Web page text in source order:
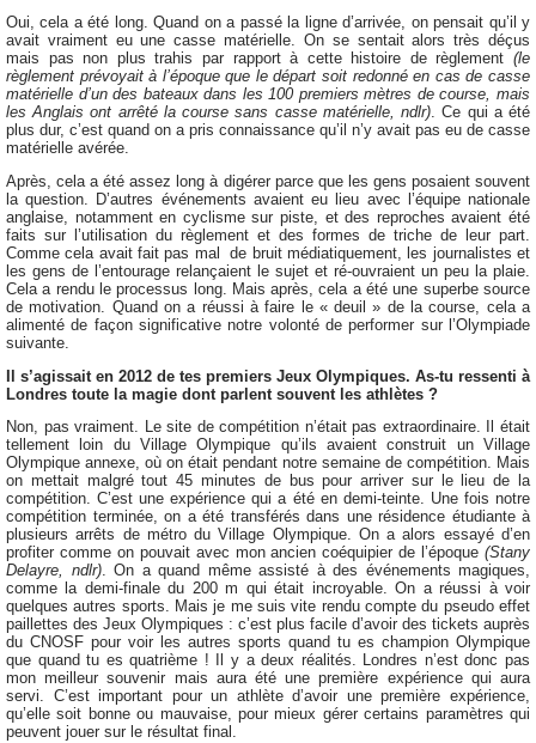
Oui, cela a été long. Quand on a passé la ligne d’arrivée, on pensait qu’il y
avait vraiment eu une casse matérielle. On se sentait alors très déçus
mais pas non plus trahis par rapport à cette histoire de règlement (le
règlement prévoyait à l’époque que le départ soit redonné en cas de casse
matérielle d’un des bateaux dans les 100 premiers mètres de course, mais
les Anglais ont arrêté la course sans casse matérielle, ndlr). Ce qui a été
plus dur, c’est quand on a pris connaissance qu’il n’y avait pas eu de casse
matérielle avérée.
Après, cela a été assez long à digérer parce que les gens posaient souvent
la question. D’autres événements avaient eu lieu avec l’équipe nationale
anglaise, notamment en cyclisme sur piste, et des reproches avaient été
faits sur l’utilisation du règlement et des formes de triche de leur part.
Comme cela avait fait pas mal de bruit médiatiquement, les journalistes et
les gens de l’entourage relançaient le sujet et ré-ouvraient un peu la plaie.
Cela a rendu le processus long. Mais après, cela a été une superbe source
de motivation. Quand on a réussi à faire le « deuil » de la course, cela a
alimenté de façon significative notre volonté de performer sur l’Olympiade
suivante.
Il s’agissait en 2012 de tes premiers Jeux Olympiques. As-tu ressenti à
Londres toute la magie dont parlent souvent les athlètes ?
Non, pas vraiment. Le site de compétition n’était pas extraordinaire. Il était
tellement loin du Village Olympique qu’ils avaient construit un Village
Olympique annexe, où on était pendant notre semaine de compétition. Mais
on mettait malgré tout 45 minutes de bus pour arriver sur le lieu de la
compétition. C’est une expérience qui a été en demi-teinte. Une fois notre
compétition terminée, on a été transférés dans une résidence étudiante à
plusieurs arrêts de métro du Village Olympique. On a alors essayé d’en
profiter comme on pouvait avec mon ancien coéquipier de l’époque (Stany
Delayre, ndlr). On a quand même assisté à des événements magiques,
comme la demi-finale du 200 m qui était incroyable. On a réussi à voir
quelques autres sports. Mais je me suis vite rendu compte du pseudo effet
paillettes des Jeux Olympiques : c’est plus facile d’avoir des tickets auprès
du CNOSF pour voir les autres sports quand tu es champion Olympique
que quand tu es quatrième ! Il y a deux réalités. Londres n’est donc pas
mon meilleur souvenir mais aura été une première expérience qui aura
servi. C’est important pour un athlète d’avoir une première expérience,
qu’elle soit bonne ou mauvaise, pour mieux gérer certains paramètres qui
peuvent jouer sur le résultat final.